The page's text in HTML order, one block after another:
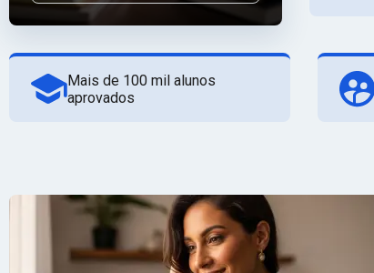
Mais de 100 mil alunos
aprovados